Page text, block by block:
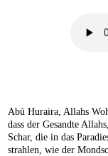
Abū Huraira, Allahs
dass der Gesandte
Schar, die in das
strahlen, wie der